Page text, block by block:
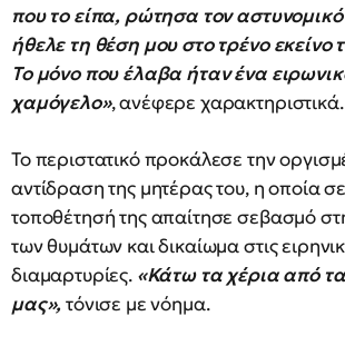
που το είπα, ρώτησα τον
ήθελε τη θέση μου στο τρένο εκείνο
Το μόνο που έλαβα ήταν ένα
χαμόγελο», ανέφερε χαρακτηριστικά.
Το περιστατικό προκάλεσε την
αντίδραση της μητέρας του, η οποία
τοποθέτησή της απαίτησε σεβασμό
των θυμάτων και δικαίωμα στις
διαμαρτυρίες.«Κάτω τα χέρια από
μας»,τόνισε με νόημα.